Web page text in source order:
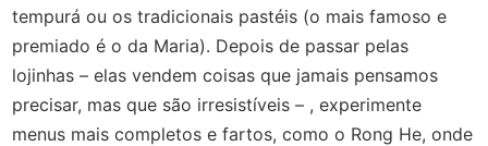
tempurá ou os tradicionais pastéis (o mais famoso e
premiado é o da Maria). Depois de passar pelas
lojinhas – elas vendem coisas que jamais pensamos
precisar, mas que são irresistíveis – , experimente
menus mais completos e fartos, como o Rong He, onde